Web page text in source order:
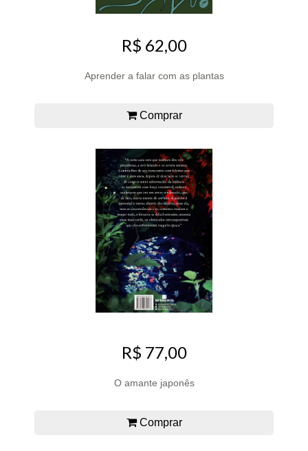
R$ 62,00
Aprender a falar com as plantas
Comprar
R$ 77,00
O amante japonês
Comprar